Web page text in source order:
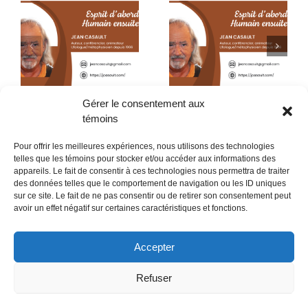
Gérer le consentement aux
témoins
Pour offrir les meilleures expériences, nous utilisons des technologies
telles que les témoins pour stocker et/ou accéder aux informations des
appareils. Le fait de consentir à ces technologies nous permettra de traiter
des données telles que le comportement de navigation ou les ID uniques
sur ce site. Le fait de ne pas consentir ou de retirer son consentement peut
avoir un effet négatif sur certaines caractéristiques et fonctions.
Accepter
Refuser
Certitude ou fiction
(23e partie)
Certitude ou fiction ?
(22e partie)
POLITIQUE CONFIDENTIALITÉES
Politique de témoins (CA)